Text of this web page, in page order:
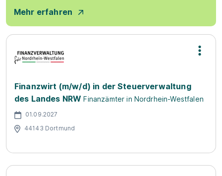
Mehr erfahren
Finanzwirt (m/w/d) in der Steuerverwaltung
des Landes NRW Finanzämter in Nordrhein-Westfalen
01.09.2027
44143 Dortmund